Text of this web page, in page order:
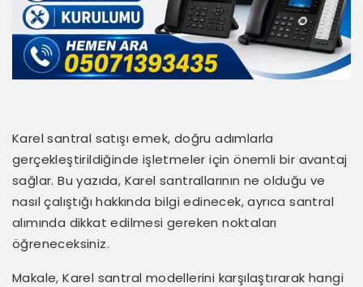
Karel santral satışı emek, doğru adımlarla
gerçekleştirildiğinde işletmeler için önemli bir avantaj
sağlar. Bu yazıda, Karel santrallarının ne olduğu ve
nasıl çalıştığı hakkında bilgi edinecek, ayrıca santral
alımında dikkat edilmesi gereken noktaları
öğreneceksiniz.
Makale, Karel santral modellerini karşılaştırarak hangi